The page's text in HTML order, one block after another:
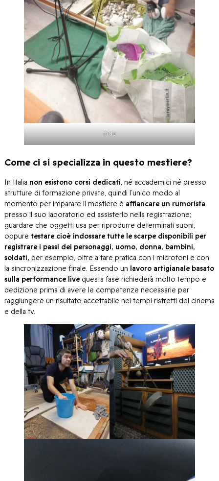
mde
Come ci si specializza in questo mestiere?
In Italia non esistono corsi dedicati, né accademici né presso
strutture di formazione private, quindi l’unico modo al
momento per imparare il mestiere è affiancare un rumorista
presso il suo laboratorio ed assisterlo nella registrazione;
guardare che oggetti usa per riprodurre determinati suoni,
oppure testare cioè indossare tutte le scarpe disponibili per
registrare i passi dei personaggi, uomo, donna, bambini,
soldati, per esempio, oltre a fare pratica con i microfoni e con
la sincronizzazione finale. Essendo un lavoro artigianale basato
sulla performance live questa fase richiederà molto tempo e
dedizione prima di avere le competenze necessarie per
raggiungere un risultato accettabile nei tempi ristretti del cinema
e della tv.